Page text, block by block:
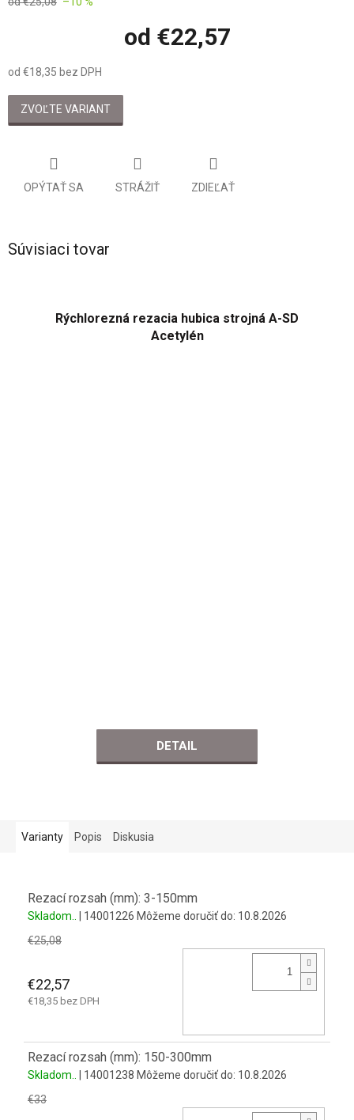
od €22,57
od €18,35 bez DPH
Jednotková
cena:
ZVOĽTE VARIANT
OPÝTAŤ SA STRÁŽIŤ ZDIEĽAŤ
Súvisiaci tovar
Rýchlorezná rezacia hubica strojná A-SD
Acetylén
DETAIL
Varianty Popis Diskusia
Rezací rozsah (mm): 3-150mm
Skladom.. | 14001226 Môžeme doručiť do: 10.8.2026
€25,08
€22,57
€18,35 bez DPH
Rezací rozsah (mm): 150-300mm
Skladom.. | 14001238 Môžeme doručiť do: 10.8.2026
€33